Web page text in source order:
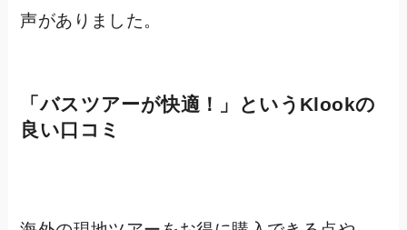
声がありました。
「バスツアーが快適！
」というKlookの
良い口コミ